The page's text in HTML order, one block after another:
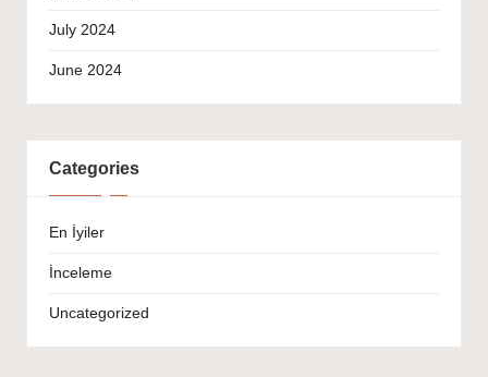
July 2024
June 2024
Categories
En İyiler
İnceleme
Uncategorized